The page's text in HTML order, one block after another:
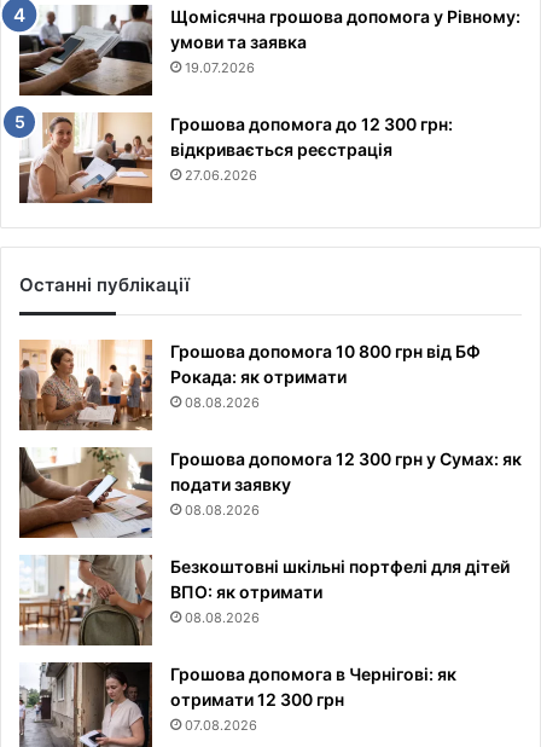
Щомісячна грошова допомога у Рівному:
умови та заявка
19.07.2026
Грошова допомога до 12 300 грн:
відкривається реєстрація
27.06.2026
Останні публікації
Грошова допомога 10 800 грн від БФ
Рокада: як отримати
08.08.2026
Грошова допомога 12 300 грн у Сумах: як
подати заявку
08.08.2026
Безкоштовні шкільні портфелі для дітей
ВПО: як отримати
08.08.2026
Грошова допомога в Чернігові: як
отримати 12 300 грн
07.08.2026